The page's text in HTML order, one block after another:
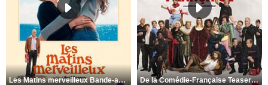
Les Matins merveilleux Bande-annonce VF De la Comédie-Française Teaser VF